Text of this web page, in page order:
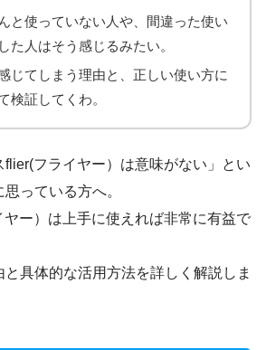
と使っていない人や、間違った使い
た人はそう感じるみたい。
じてしまう理由と、正しい使い方に
検証してくわ。
flier(フライヤー）は意味がない」とい
っている方へ。
ー）は上手に使えれば非常に有益で
具体的な活用方法を詳しく解説しま